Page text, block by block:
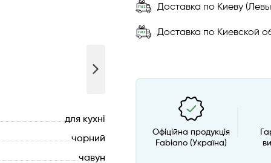
для кухні
чорний
чавун
Доставка по Киеву
Доставка по Киевской
Офіційна продукція
Fabiano (Україна)